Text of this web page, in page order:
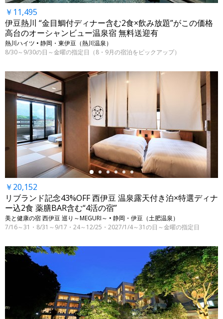
￥11,495
伊豆熱川 “金目鯛付ディナー含む2食×飲み放題”がこの価格
高台のオーシャンビュー温泉宿 無料送迎有
熱川ハイツ • 静岡・東伊豆（熱川温泉）
8/30～9/30の日～金曜の指定日（8・9月の宿泊をピックアップ）
←
￥20,152
リブランド記念43%OFF 西伊豆 温泉露天付き泊×特選ディナ
ー込2食 薬膳BAR含む“4活の宿”
美と健康の宿 西伊豆 巡り～MEGURI～ • 静岡・伊豆（土肥温泉）
7/16～31・8/31～9/17・24～12/25・2027/1/4～31の日～金曜の指定日